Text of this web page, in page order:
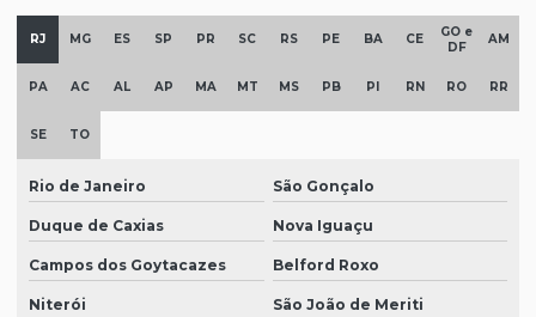
RJ MG ES SP PR SC RS PE BA CE
GO e
DF
AM
PA AC AL AP MA MT MS PB PI RN RO RR
SE TO
Rio de Janeiro São Gonçalo
Duque de Caxias Nova Iguaçu
Campos dos Goytacazes Belford Roxo
Niterói São João de Meriti